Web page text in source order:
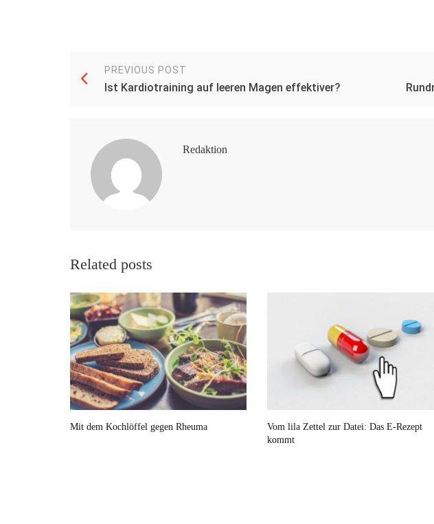
PREVIOUS POST
Ist Kardiotraining auf leeren Magen effektiver?
Redaktion
Related posts
Mit dem Kochlöffel gegen Rheuma
Vom lila Zettel zur Datei: Das E-Rezept
kommt